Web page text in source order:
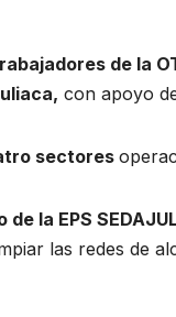
de la
con apoyo
sectores
la EPS
las redes de